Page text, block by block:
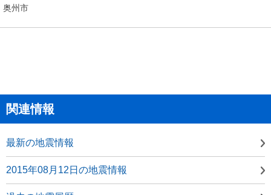
奥州市
関連情報
最新の地震情報
2015年08月12日の地震情報